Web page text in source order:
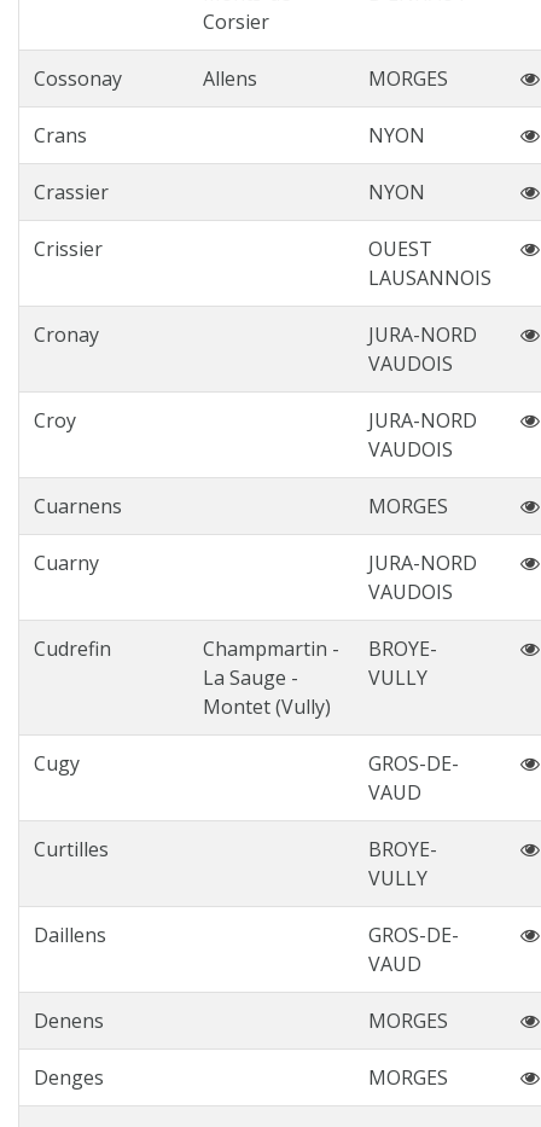
Corsier
Cossonay Allens MORGES
Crans NYON
Crassier NYON
Crissier
OUEST
LAUSANNOIS
Cronay
JURA-NORD
VAUDOIS
Croy
JURA-NORD
VAUDOIS
Cuarnens MORGES
Cuarny
JURA-NORD
VAUDOIS
Cudrefin
Champmartin -
La Sauge -
Montet (Vully)
BROYE-
VULLY
Cugy
GROS-DE-
VAUD
Curtilles
BROYE-
VULLY
Daillens
GROS-DE-
VAUD
Denens MORGES
Denges MORGES